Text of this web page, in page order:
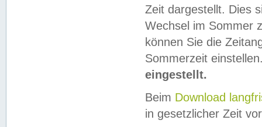
Zeit dargestellt. Dies
Wechsel im Sommer
können Sie die
Sommerzeit
eingestellt.
Beim Download
in gesetzlicher Zeit